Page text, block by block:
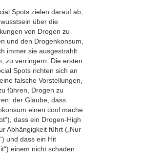
Spots zielen darauf ab,
über die
von Drogen zu
und den Drogenkonsum,
immer sie ausgestrahlt
zu verringern. Die ersten
Spots richten sich an
falsche Vorstellungen,
führen, Drogen zu
der Glaube, dass
einen cool mache
dass ein Drogen-High
Abhängigkeit führt („Nur
und dass ein Hit
einem nicht schaden